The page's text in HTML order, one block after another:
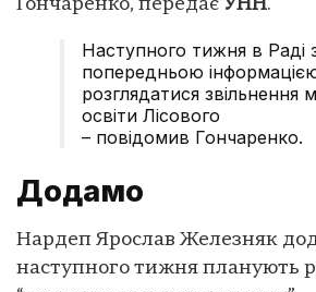
Гончаренко, передає УНН.
Наступного тижня в Раді
попередньою
розглядатися звільнення
освіти Лісового
– повідомив Гончаренко.
Додамо
Нардеп Ярослав Железняк
наступного тижня планують